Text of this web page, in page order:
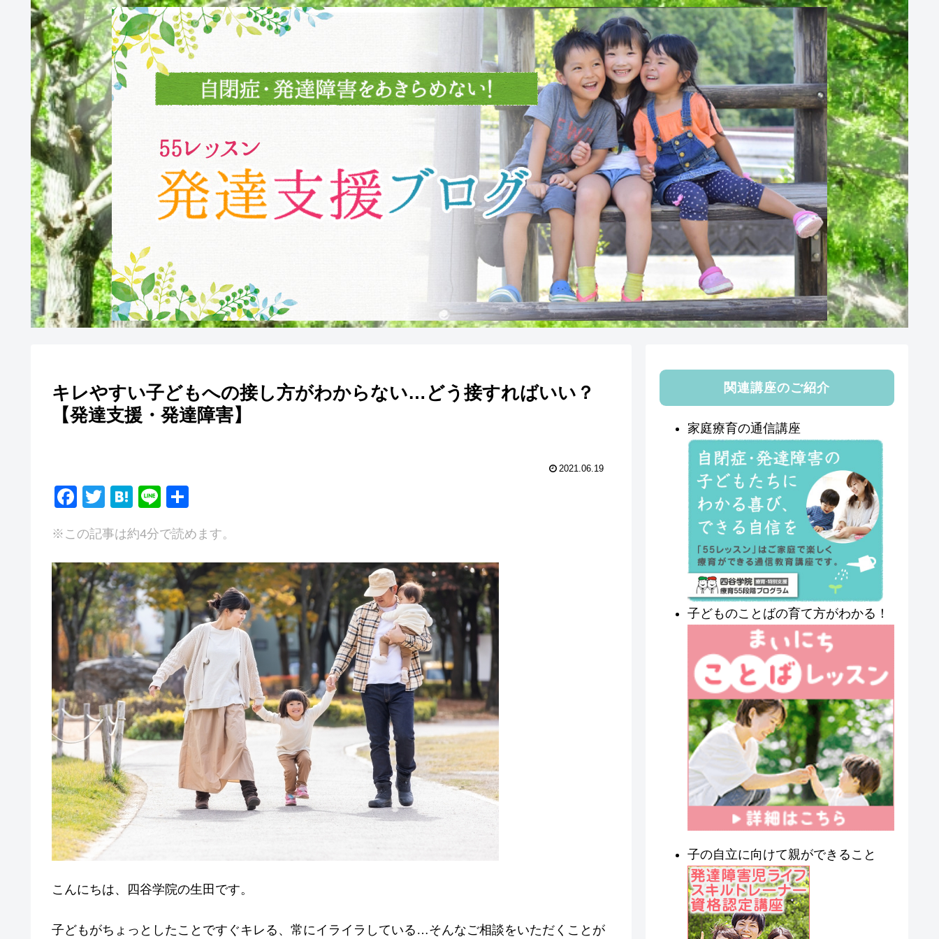
キレやすい子どもへの接し方がわからない…どう接すればいい？
【発達支援・発達障害】
2021.06.19
F
c
e
b
o
o
k
T
tt
er
H
e
n
a
Li
e
※この記事は約4分で読めます。
こんにちは、四谷学院の生田です。
子どもがちょっとしたことですぐキレる、常にイライラしている…そんなご相談をいただくことが
関連講座のご紹介
家庭療育の通信講座
子どものことばの育て方がわかる！
子の自立に向けて親ができること